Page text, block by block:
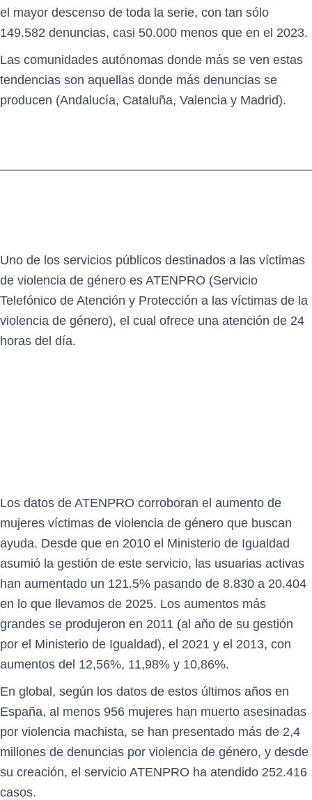
el mayor descenso de toda la serie, con tan sólo
149.582 denuncias, casi 50.000 menos que en el 2023.
Las comunidades autónomas donde más se ven estas
tendencias son aquellas donde más denuncias se
producen (Andalucía, Cataluña, Valencia y Madrid).
Uno de los servicios públicos destinados a las víctimas
de violencia de género es ATENPRO (Servicio
Telefónico de Atención y Protección a las víctimas de la
violencia de género), el cual ofrece una atención de 24
horas del día.
Los datos de ATENPRO corroboran el aumento de
mujeres víctimas de violencia de género que buscan
ayuda. Desde que en 2010 el Ministerio de Igualdad
asumió la gestión de este servicio, las usuarias activas
han aumentado un 121.5% pasando de 8.830 a 20.404
en lo que llevamos de 2025. Los aumentos más
grandes se produjeron en 2011 (al año de su gestión
por el Ministerio de Igualdad), el 2021 y el 2013, con
aumentos del 12,56%, 11,98% y 10,86%.
En global, según los datos de estos últimos años en
España, al menos 956 mujeres han muerto asesinadas
por violencia machista, se han presentado más de 2,4
millones de denuncias por violencia de género, y desde
su creación, el servicio ATENPRO ha atendido 252.416
casos.